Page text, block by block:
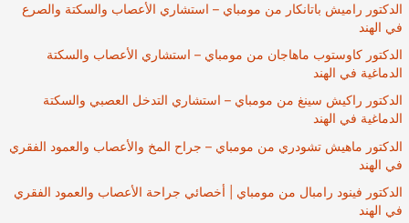
الدكتور راميش باتانكار من مومباي – استشاري الأعصاب والسكتة والصرع
في الهند
الدكتور كاوستوب ماهاجان من مومباي – استشاري الأعصاب والسكتة
الدماغية في الهند
الدكتور راكيش سينغ من مومباي – استشاري التدخل العصبي والسكتة
الدماغية في الهند
الدكتور ماهيش تشودري من مومباي – جراح المخ والأعصاب والعمود الفقري
في الهند
الدكتور فينود رامبال من مومباي | أخصائي جراحة الأعصاب والعمود الفقري
في الهند